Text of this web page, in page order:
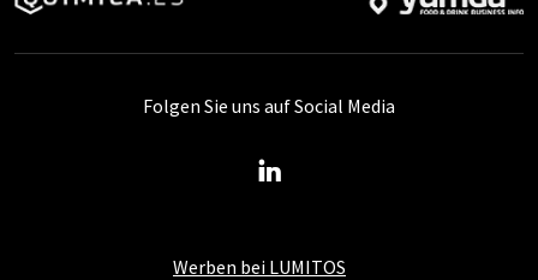
Werben bei LUMITOS
Folgen Sie uns auf Social Media